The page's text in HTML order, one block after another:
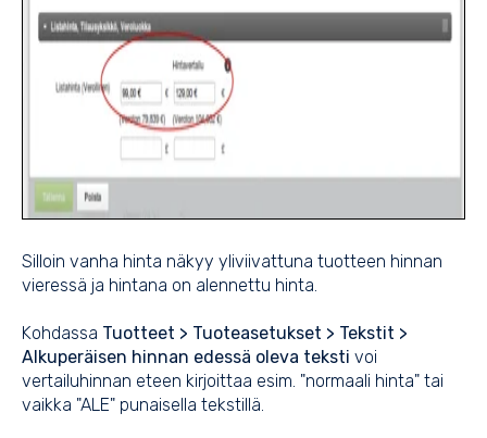
Silloin vanha hinta näkyy yliviivattuna tuotteen hinnan
vieressä ja hintana on alennettu hinta.
Kohdassa Tuotteet > Tuoteasetukset > Tekstit >
Alkuperäisen hinnan edessä oleva teksti voi
vertailuhinnan eteen kirjoittaa esim. "normaali hinta" tai
vaikka "ALE" punaisella tekstillä.